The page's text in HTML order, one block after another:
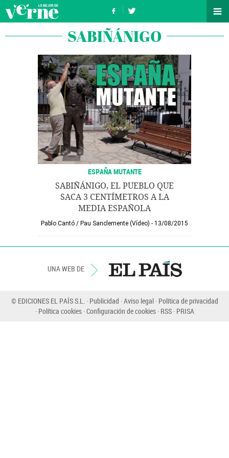
SABIÑÁNIGO
ESPAÑA MUTANTE
SABIÑÁNIGO, EL PUEBLO QUE
SACA 3 CENTÍMETROS A LA
MEDIA ESPAÑOLA
Pablo Cantó / Pau Sanclemente (Vídeo) 13/08/2015
UNA WEB DE
© EDICIONES EL PAÍS S.L. Publicidad Aviso legal Política de privacidad
Política cookies Configuración de cookies RSS PRISA